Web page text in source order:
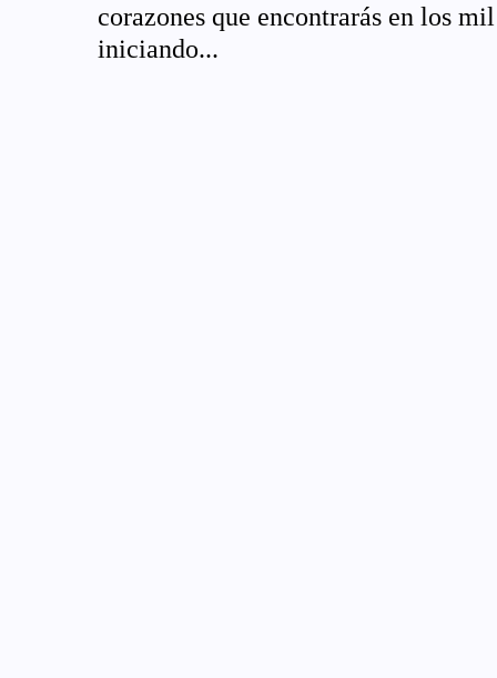
corazones que encontrarás en los
iniciando...